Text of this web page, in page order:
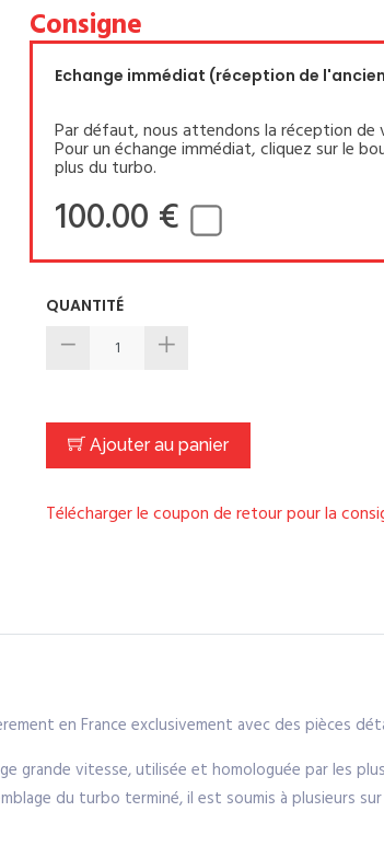
Consigne
Echange immédiat (réception de
Par défaut, nous attendons la réception
Pour un échange immédiat, cliquez sur le
plus du turbo.
100.00 €
QUANTITÉ
Ajouter au panier
Télécharger le coupon de retour pour la
en France exclusivement avec des pièces
grande vitesse, utilisée et homologuée par les
du turbo terminé, il est soumis à plusieurs